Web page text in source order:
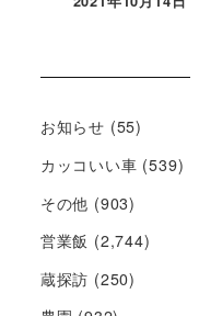
お知らせ (55)
カッコいい車 (539)
その他 (903)
営業飯 (2,744)
蔵探訪 (250)